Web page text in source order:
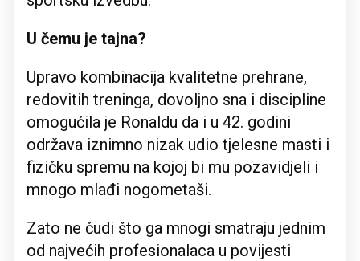
U čemu je tajna?
Upravo kombinacija kvalitetne prehrane,
redovitih treninga, dovoljno sna i discipline
omogućila je Ronaldu da i u 42. godini
održava iznimno nizak udio tjelesne masti i
fizičku spremu na kojoj bi mu pozavidjeli i
mnogo mlađi nogometaši.
Zato ne čudi što ga mnogi smatraju jednim
od najvećih profesionalaca u povijesti